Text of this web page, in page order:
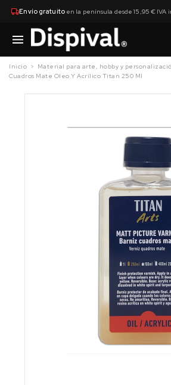
Envío gratuitoen la península desde 15,95 € IVA
Inicio Material para arte, hobby y
Cuadros Mate Oleo Y Acrílico Titan 250 Ml